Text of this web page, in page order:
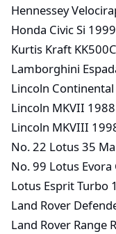
Hennessey
Honda Civic Si 1999
Kurtis Kraft
Lamborghini
Lincoln
Lincoln MKVII 1988
Lincoln MKVIII
No. 22 Lotus 35
No. 99 Lotus Evora
Lotus Esprit Turbo
Land Rover
Land Rover Range